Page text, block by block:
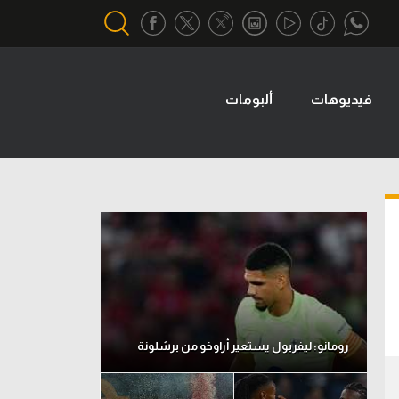
تحقيق في الجول
تقرير في الجول
تحليل في الجول
حكايات في الجول
كويز في الجول
فيديو في الجول
فيديوهات ألبومات
رومانو: ليفربول يستعير أراوخو من برشلونة